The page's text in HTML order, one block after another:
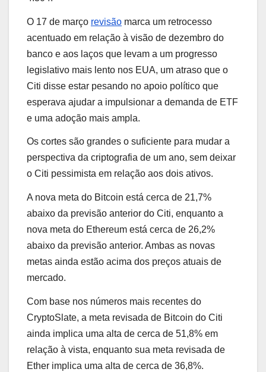
O 17 de março revisão marca um retrocesso
acentuado em relação à visão de dezembro do
banco e aos laços que levam a um progresso
legislativo mais lento nos EUA, um atraso que o
Citi disse estar pesando no apoio político que
esperava ajudar a impulsionar a demanda de ETF
e uma adoção mais ampla.
Os cortes são grandes o suficiente para mudar a
perspectiva da criptografia de um ano, sem deixar
o Citi pessimista em relação aos dois ativos.
A nova meta do Bitcoin está cerca de 21,7%
abaixo da previsão anterior do Citi, enquanto a
nova meta do Ethereum está cerca de 26,2%
abaixo da previsão anterior. Ambas as novas
metas ainda estão acima dos preços atuais de
mercado.
Com base nos números mais recentes do
CryptoSlate, a meta revisada de Bitcoin do Citi
ainda implica uma alta de cerca de 51,8% em
relação à vista, enquanto sua meta revisada de
Ether implica uma alta de cerca de 36,8%.